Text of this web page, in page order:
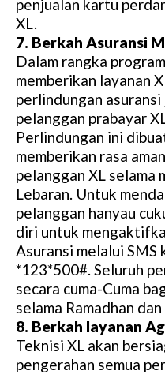
penjualan kartu
XL.
7. Berkah Asuransi
Dalam rangka
memberikan layanan
perlindungan
pelanggan prabayar
Perlindungan ini
memberikan rasa
pelanggan XL selama
Lebaran. Untuk
pelanggan hanyau
diri untuk
Asuransi melalui SMS
*123*500#. Seluruh
secara cuma-Cuma
selama Ramadhan
8. Berkah layanan
Teknisi XL akan
pengerahan semua